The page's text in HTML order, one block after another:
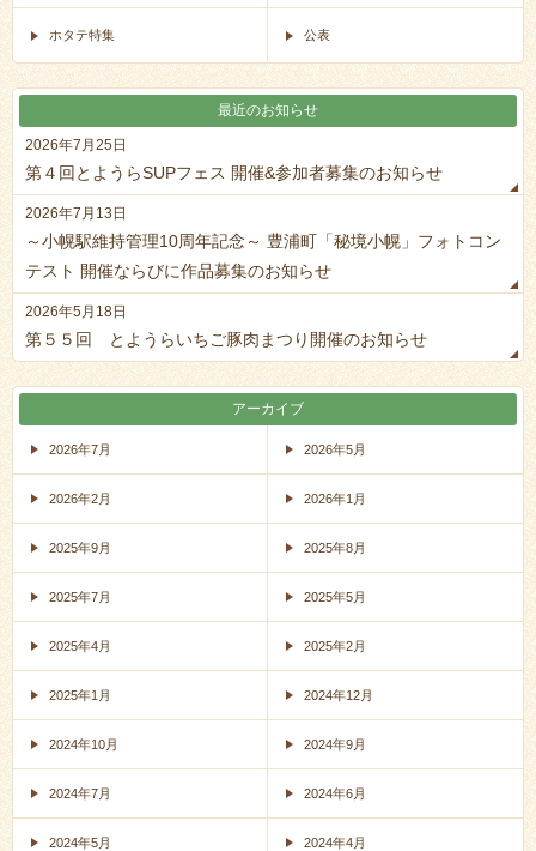
ホタテ特集 公表
最近のお知らせ
2026年7月25日
第４回とようらSUPフェス 開催&参加者募集のお知らせ
2026年7月13日
～小幌駅維持管理10周年記念～ 豊浦町「秘境小幌」フォトコン
テスト 開催ならびに作品募集のお知らせ
2026年5月18日
第５５回 とようらいちご豚肉まつり開催のお知らせ
アーカイブ
2026年7月 2026年5月
2026年2月 2026年1月
2025年9月 2025年8月
2025年7月 2025年5月
2025年4月 2025年2月
2025年1月 2024年12月
2024年10月 2024年9月
2024年7月 2024年6月
2024年5月 2024年4月